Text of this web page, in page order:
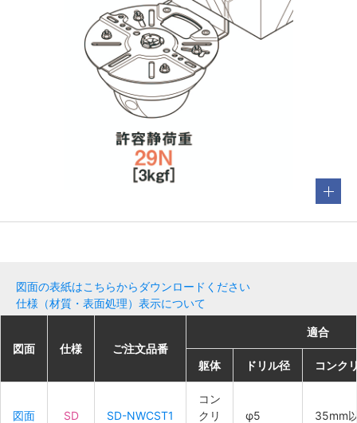
図面の表紙はこちらからダウンロードください
仕様（材質・表面処理）表示について
図面 仕様 ご注文品番
適合
躯体 ドリル径 コンク
図面 SD SD-NWCST1
コン
クリ
φ5 35mm
図面 仕様 ご注文品番
適合
躯体 ドリル径 コンク
図面 SD SD-NWCST1
コン
クリ
φ5 35mm
図面 仕様 ご注文品番
適合
躯体 ドリル径 コンク
図面 SD SD-NWCST1
コン
クリ
φ5 35mm
図面 仕様 ご注文品番
適合
躯体 ドリル径 コンク
図面 SD SD-NWCST1
コン
クリ
φ5 35mm